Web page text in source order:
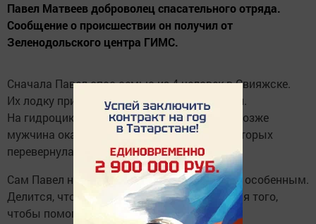
Павел Матвеев доброволец спасательного отряда.
Сообщение о происшествии он получил от
Зеленодольского центра ГИМС.
Сначала Павел спас семью из 4 человек в Свияжске.
Их лодку прибило на мель и заливало водой.
На гидроцикле он доставил всех на берег. Позже
мужчина оказал помощь еще 7 людям, у которых
перевернулась лодка.
Сам Павел не считает свой поступок чем-то особенным.
Делится, что добровольцем стал именно для того,
чтобы помогать людям.